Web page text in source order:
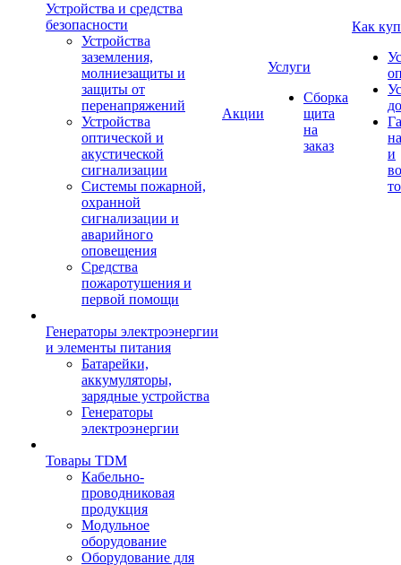
Устройства и средства
безопасности
Устройства
заземления,
молниезащиты и
защиты от
перенапряжений
Устройства
оптической и
акустической
сигнализации
Системы пожарной,
охранной
сигнализации и
аварийного
оповещения
Средства
пожаротушения и
первой помощи
Генераторы электроэнергии
и элементы питания
Батарейки,
аккумуляторы,
зарядные устройства
Генераторы
электроэнергии
Товары TDM
Кабельно-
проводниковая
продукция
Модульное
оборудование
Оборудование для
Акции
Услуги
Сборка
щита
на
заказ
Как
и